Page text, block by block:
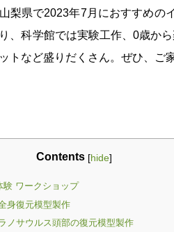
梨県で2023年7月におすすめの
、科学館では実験工作、0歳か
トなど盛りだくさん。ぜひ、ご
Contents [hide]
験 ワークショップ
身復元模型製作
ノサウルス頭部の復元模型製作